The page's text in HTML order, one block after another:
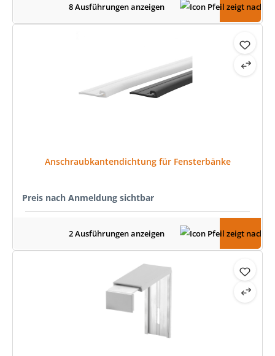
8 Ausführungen anzeigen
Anschraubkantendichtung für Fensterbänke
Preis nach Anmeldung sichtbar
2 Ausführungen anzeigen